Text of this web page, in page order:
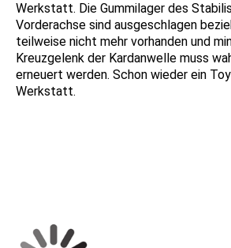
Werkstatt. Die Gummilager des
Vorderachse sind ausgeschlagen
teilweise nicht mehr vorhanden und
Kreuzgelenk der Kardanwelle muss
erneuert werden. Schon wieder ein
Werkstatt.